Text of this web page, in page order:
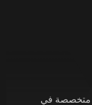
متخصصة في